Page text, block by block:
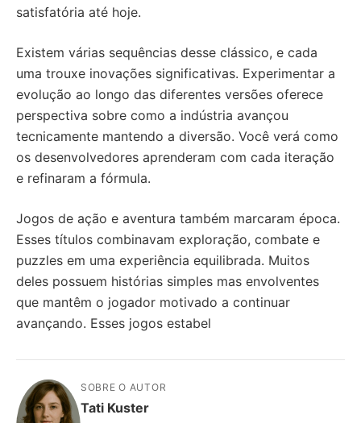
satisfatória até hoje.
Existem várias sequências desse clássico, e cada
uma trouxe inovações significativas. Experimentar a
evolução ao longo das diferentes versões oferece
perspectiva sobre como a indústria avançou
tecnicamente mantendo a diversão. Você verá como
os desenvolvedores aprenderam com cada iteração
e refinaram a fórmula.
Jogos de ação e aventura também marcaram época.
Esses títulos combinavam exploração, combate e
puzzles em uma experiência equilibrada. Muitos
deles possuem histórias simples mas envolventes
que mantêm o jogador motivado a continuar
avançando. Esses jogos estabel
SOBRE O AUTOR
Tati Kuster